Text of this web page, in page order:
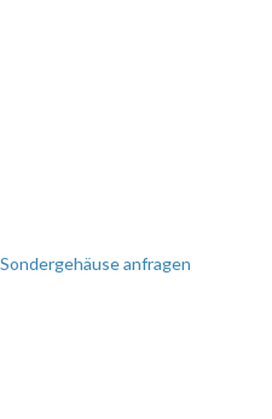
Sondergehäuse anfragen